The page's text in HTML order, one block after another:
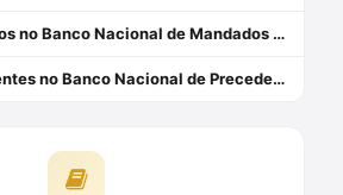
Busca de mandatos no Banco Nacional de Mandados de Prisão (BNMP)
Busca de precedentes no Banco Nacional de Precedentes (BNP)